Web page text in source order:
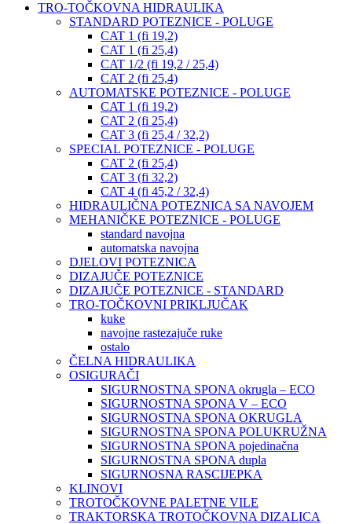
TRO-TOČKOVNA HIDRAULIKA
STANDARD POTEZNICE - POLUGE
CAT 1 (fi 19,2)
CAT 1 (fi 25,4)
CAT 1/2 (fi 19,2 / 25,4)
CAT 2 (fi 25,4)
AUTOMATSKE POTEZNICE - POLUGE
CAT 1 (fi 19,2)
CAT 2 (fi 25,4)
CAT 3 (fi 25,4 / 32,2)
SPECIAL POTEZNICE - POLUGE
CAT 2 (fi 25,4)
CAT 3 (fi 32,2)
CAT 4 (fi 45,2 / 32,4)
HIDRAULIČNA POTEZNICA SA NAVOJEM
MEHANIČKE POTEZNICE - POLUGE
standard navojna
automatska navojna
DJELOVI POTEZNICA
DIZAJUČE POTEZNICE
DIZAJUČE POTEZNICE - STANDARD
TRO-TOČKOVNI PRIKLJUČAK
kuke
navojne rastezajuče ruke
ostalo
ČELNA HIDRAULIKA
OSIGURAČI
SIGURNOSTNA SPONA okrugla – ECO
SIGURNOSTNA SPONA V – ECO
SIGURNOSTNA SPONA OKRUGLA
SIGURNOSTNA SPONA POLUKRUŽNA
SIGURNOSTNA SPONA pojedinačna
SIGURNOSTNA SPONA dupla
SIGURNOSNA RASCIJEPKA
KLINOVI
TROTOČKOVNE PALETNE VILE
TRAKTORSKA TROTOČKOVNA DIZALICA